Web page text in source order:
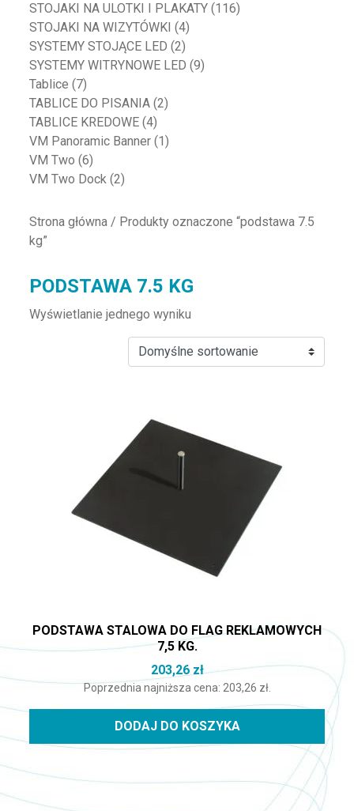
STOJAKI NA ULOTKI I PLAKATY (116)
STOJAKI NA WIZYTÓWKI (4)
SYSTEMY STOJĄCE LED (2)
SYSTEMY WITRYNOWE LED (9)
Tablice (7)
TABLICE DO PISANIA (2)
TABLICE KREDOWE (4)
VM Panoramic Banner (1)
VM Two (6)
VM Two Dock (2)
Strona główna / Produkty oznaczone “podstawa 7.5
kg”
PODSTAWA 7.5 KG
Wyświetlanie jednego wyniku
PODSTAWA STALOWA DO FLAG REKLAMOWYCH
7,5 KG.
203,26 zł
Poprzednia najniższa cena: 203,26 zł.
DODAJ DO KOSZYKA